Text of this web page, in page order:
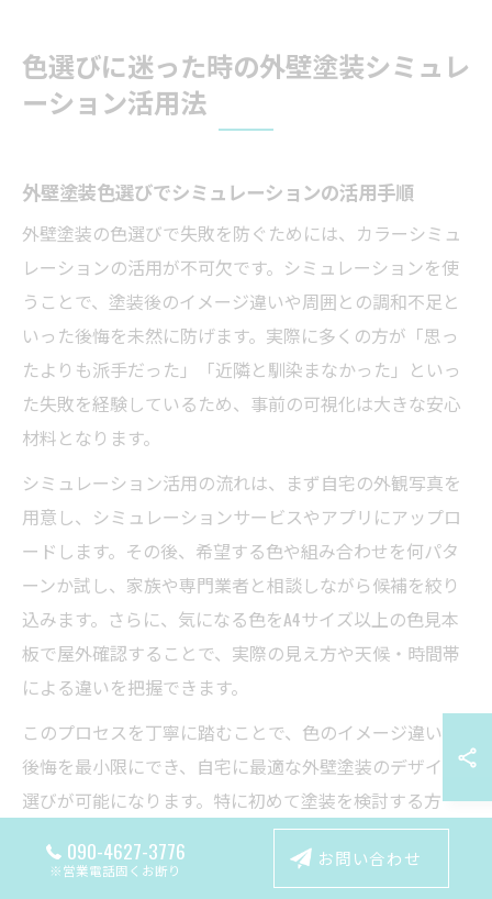
色選びに迷った時の外壁塗装シミュレ
ーション活用法
外壁塗装色選びでシミュレーションの活用手順
外壁塗装の色選びで失敗を防ぐためには、カラーシミュ
レーションの活用が不可欠です。シミュレーションを使
うことで、塗装後のイメージ違いや周囲との調和不足と
いった後悔を未然に防げます。実際に多くの方が「思っ
たよりも派手だった」「近隣と馴染まなかった」といっ
た失敗を経験しているため、事前の可視化は大きな安心
材料となります。
シミュレーション活用の流れは、まず自宅の外観写真を
用意し、シミュレーションサービスやアプリにアップロ
ードします。その後、希望する色や組み合わせを何パタ
ーンか試し、家族や専門業者と相談しながら候補を絞り
込みます。さらに、気になる色をA4サイズ以上の色見本
板で屋外確認することで、実際の見え方や天候・時間帯
による違いを把握できます。
このプロセスを丁寧に踏むことで、色のイメージ違いや
後悔を最小限にでき、自宅に最適な外壁塗装のデザイン
選びが可能になります。特に初めて塗装を検討する方
や、家族の意見をまとめたい場合にも有効な手順です。
090-4627-3776
※営業電話固くお断り お問い合わせ